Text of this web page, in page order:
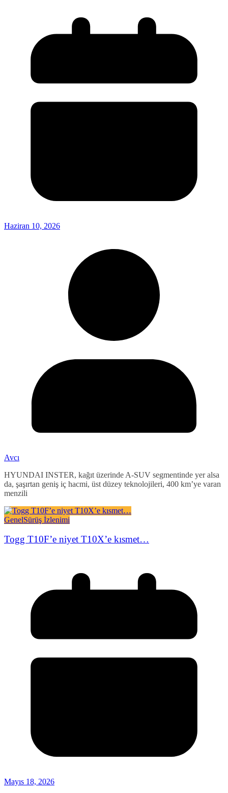
Haziran 10, 2026
Avcı
HYUNDAI INSTER, kağıt üzerinde A-SUV segmentinde yer alsa
da, şaşırtan geniş iç hacmi, üst düzey teknolojileri, 400 km’ye varan
menzili
GenelSürüş İzlenimi
Togg T10F’e niyet T10X’e kısmet…
Mayıs 18, 2026